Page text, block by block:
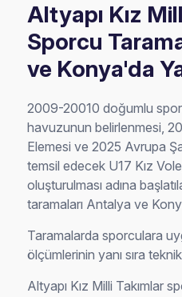
Altyapı Kız
Sporcu
ve Konya'da
2009-20010 doğumlu
havuzunun belirlenmesi,
Elemesi ve 2025 Avrupa
temsil edecek U17 Kız
oluşturulması adına
taramaları Antalya ve
Taramalarda sporculara
ölçümlerinin yanı sıra
Altyapı Kız Milli Takımlar